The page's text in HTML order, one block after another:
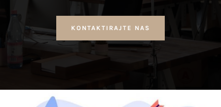
KONTAKTIRAJTE NAS